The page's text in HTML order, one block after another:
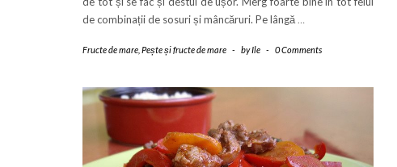
de combinații de sosuri și mâncăruri. Pe lângă …
Fructe de mare Pește și fructe de mare - byIle - 0 Comments